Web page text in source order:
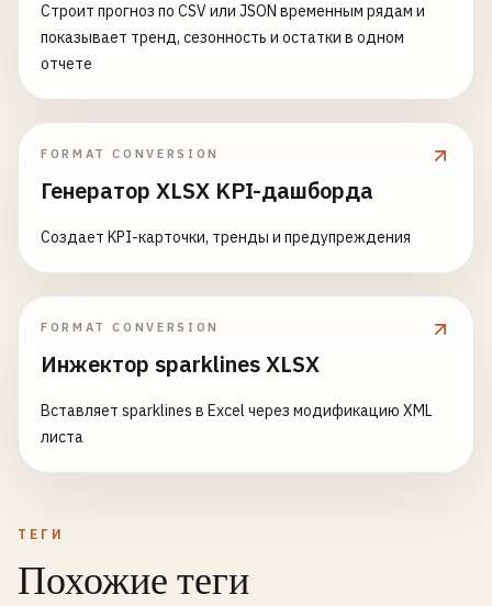
Строит прогноз по CSV или JSON временным рядам и
показывает тренд, сезонность и остатки в одном
отчете
FORMAT CONVERSION
Генератор XLSX KPI-дашборда
Создает KPI-карточки, тренды и предупреждения
FORMAT CONVERSION
Инжектор sparklines XLSX
Вставляет sparklines в Excel через модификацию XML
листа
ТЕГИ
Похожие теги